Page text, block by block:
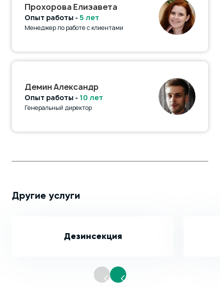
Прохорова Елизавета
Опыт работы - 5 лет
Менеджер по работе с клиентами
Демин Александр
Опыт работы - 10 лет
Генеральный директор
Другие услуги
Дезинсекция